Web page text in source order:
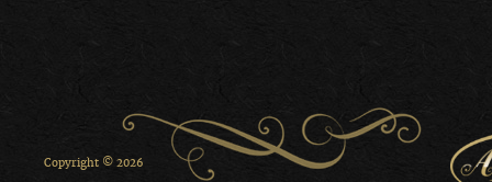
Copyright © 2026